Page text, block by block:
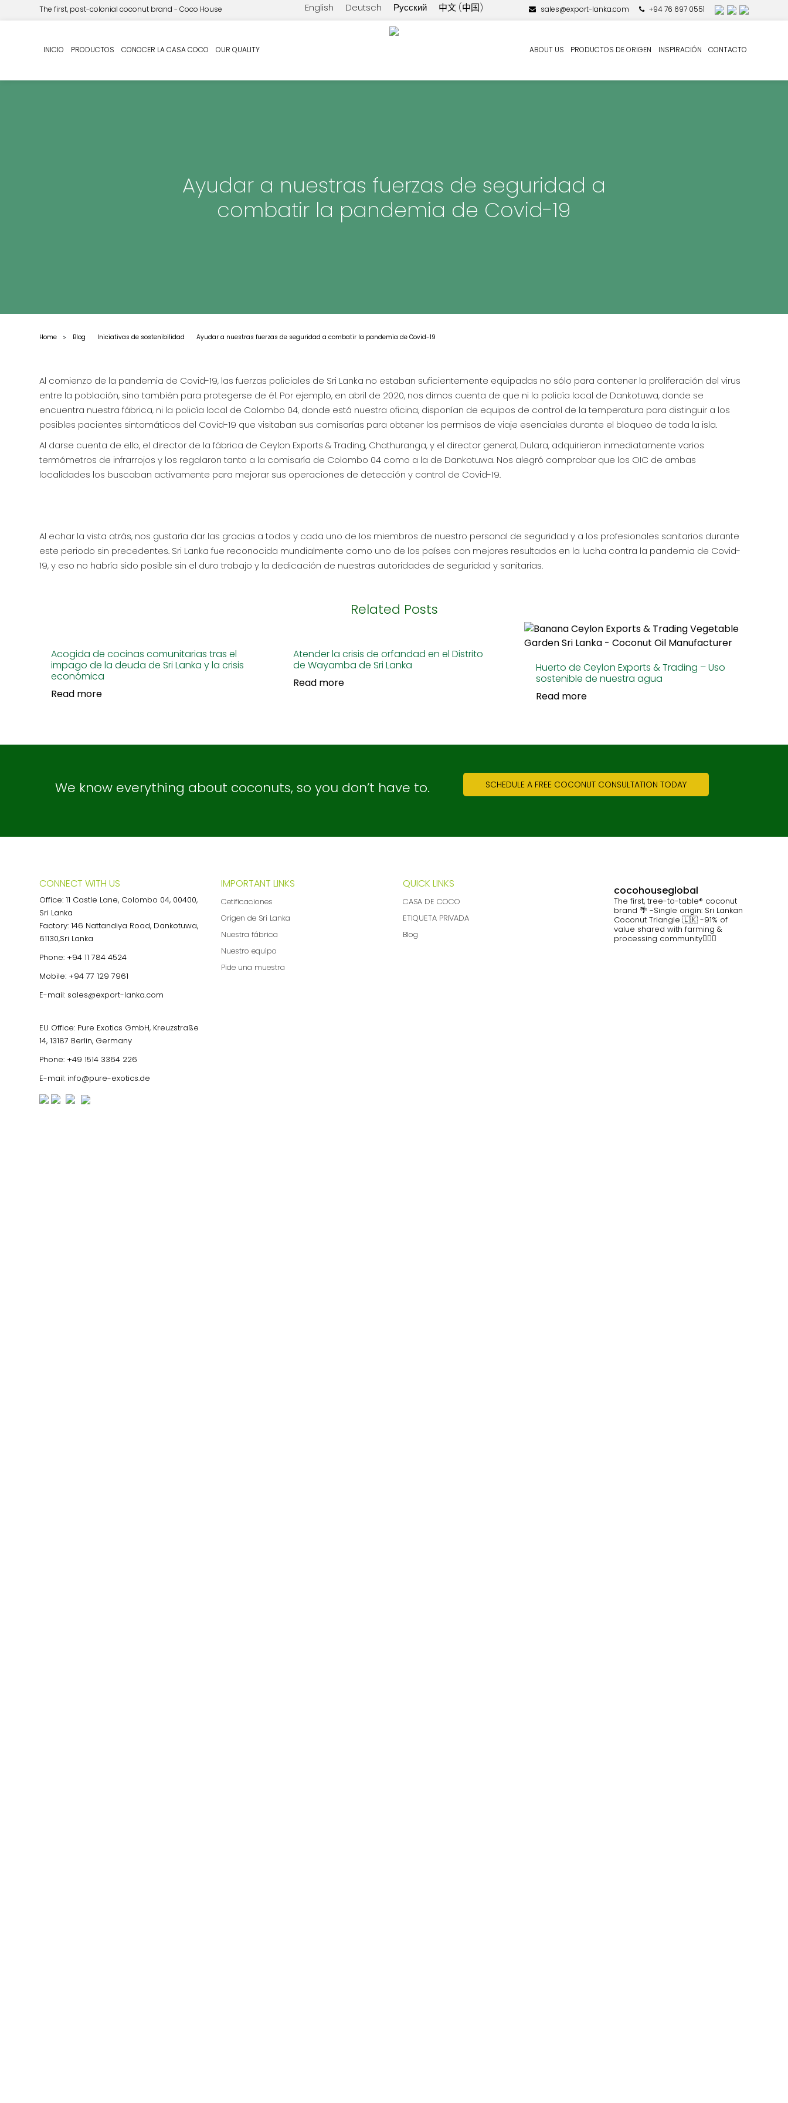
The first, post-colonial coconut brand - Coco House English Deutsch Русский 中文 (中国) sales@export-lanka.com +94 76 697 0551
INICIO PRODUCTOS CONOCER LA CASA COCO OUR QUALITY ABOUT US PRODUCTOS DE ORIGEN INSPIRACIÓN CONTACTO
Ayudar a nuestras fuerzas de seguridad a
combatir la pandemia de Covid-19
Home > Blog Iniciativas de sostenibilidad Ayudar a nuestras fuerzas de seguridad a combatir la pandemia de Covid-19
Al comienzo de la pandemia de Covid-19, las fuerzas policiales de Sri Lanka no estaban suficientemente equipadas no sólo para contener la proliferación del virus
entre la población, sino también para protegerse de él. Por ejemplo, en abril de 2020, nos dimos cuenta de que ni la policía local de Dankotuwa, donde se
encuentra nuestra fábrica, ni la policía local de Colombo 04, donde está nuestra oficina, disponían de equipos de control de la temperatura para distinguir a los
posibles pacientes sintomáticos del Covid-19 que visitaban sus comisarías para obtener los permisos de viaje esenciales durante el bloqueo de toda la isla.
Al darse cuenta de ello, el director de la fábrica de Ceylon Exports & Trading, Chathuranga, y el director general, Dulara, adquirieron inmediatamente varios
termómetros de infrarrojos y los regalaron tanto a la comisaría de Colombo 04 como a la de Dankotuwa. Nos alegró comprobar que los OIC de ambas
localidades los buscaban activamente para mejorar sus operaciones de detección y control de Covid-19.
Al echar la vista atrás, nos gustaría dar las gracias a todos y cada uno de los miembros de nuestro personal de seguridad y a los profesionales sanitarios durante
este periodo sin precedentes. Sri Lanka fue reconocida mundialmente como uno de los países con mejores resultados en la lucha contra la pandemia de Covid-
19, y eso no habría sido posible sin el duro trabajo y la dedicación de nuestras autoridades de seguridad y sanitarias.
Related Posts
Acogida de cocinas comunitarias tras el
impago de la deuda de Sri Lanka y la crisis
económica
Read more
Atender la crisis de orfandad en el Distrito
de Wayamba de Sri Lanka
Read more
Huerto de Ceylon Exports & Trading – Uso
sostenible de nuestra agua
Read more
We know everything about coconuts, so you don’t have to. SCHEDULE A FREE COCONUT CONSULTATION TODAY
CONNECT WITH US
Office: 11 Castle Lane, Colombo 04, 00400,
Sri Lanka
Factory: 146 Nattandiya Road, Dankotuwa,
61130,Sri Lanka
Phone: +94 11 784 4524
Mobile: +94 77 129 7961
E-mail: sales@export-lanka.com
EU Office: Pure Exotics GmbH, Kreuzstraße
14, 13187 Berlin, Germany
Phone: +49 1514 3364 226
E-mail: info@pure-exotics.de
IMPORTANT LINKS
Cetificaciones
Origen de Sri Lanka
Nuestra fábrica
Nuestro equipo
Pide una muestra
QUICK LINKS
CASA DE COCO
ETIQUETA PRIVADA
Blog
cocohouseglobal
The first, tree-to-table® coconut
brand 🌴 -Single origin: Sri Lankan
Coconut Triangle 🇱🇰 -91% of
value shared with farming &
processing community👷🏽‍♀️